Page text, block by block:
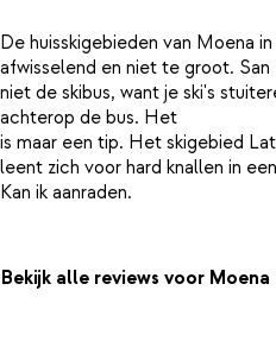
De huisskigebieden van Moena
afwisselend en niet te groot.
niet de skibus, want je ski's
achterop de bus. Het
is maar een tip. Het skigebied
leent zich voor hard knallen in
Bekijk alle reviews voor Moena